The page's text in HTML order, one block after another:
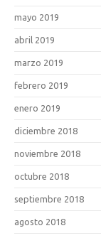
mayo 2019
abril 2019
marzo 2019
febrero 2019
enero 2019
diciembre 2018
noviembre 2018
octubre 2018
septiembre 2018
agosto 2018